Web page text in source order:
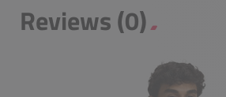
Reviews (0)